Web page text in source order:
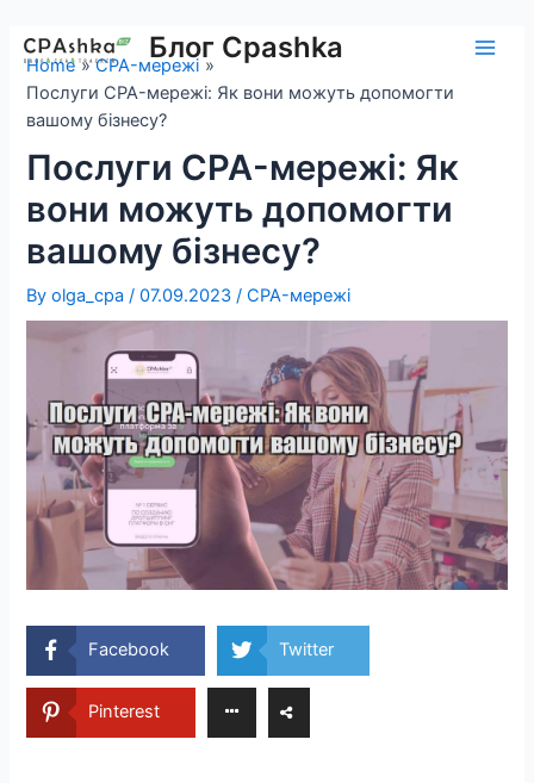
content
Блог Cpashka
Home
CPA-мережі
Послуги CPA-мережі: Як вони можуть допомогти
вашому бізнесу?
Послуги CPA-мережі: Як
вони можуть допомогти
вашому бізнесу?
Byolga_cpa/07.09.2023/CPA-мережі
Facebook Twitter
Pinterest